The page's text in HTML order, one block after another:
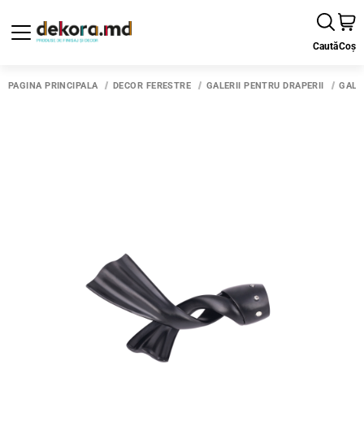
CautăCoș
PAGINA PRINCIPALĂ DECOR FERESTRE GALERII PENTRU DRAPERII